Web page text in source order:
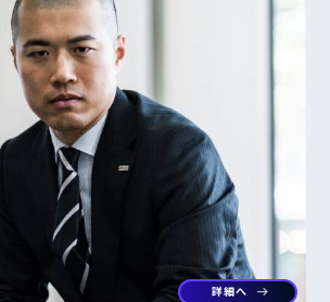
詳細へ arrow_right_alt